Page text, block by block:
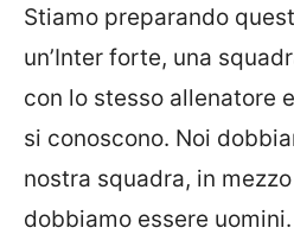
Stiamo preparando
un’Inter forte, una
con lo stesso allenatore
si conoscono. Noi
nostra squadra, in
dobbiamo essere